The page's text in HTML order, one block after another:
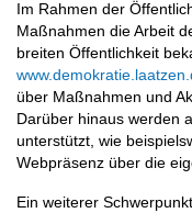
Im Rahmen der
Maßnahmen die Arbeit
breiten Öffentlichkeit
über Maßnahmen und
Darüber hinaus werden
unterstützt, wie
Webpräsenz über die
Ein weiterer